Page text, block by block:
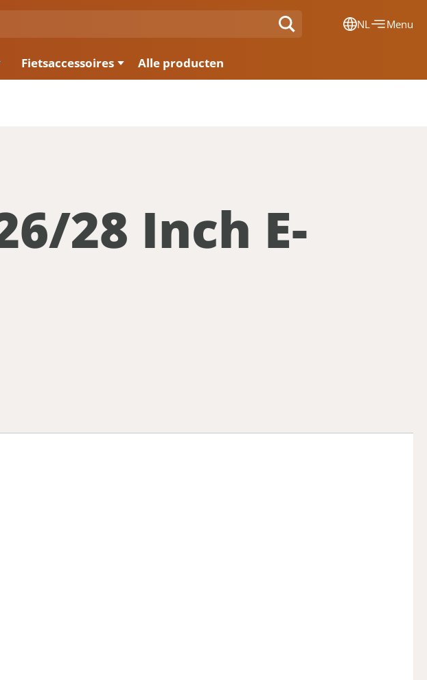
NL Menu
Fietsaccessoires Alle producten
28 Inch E-